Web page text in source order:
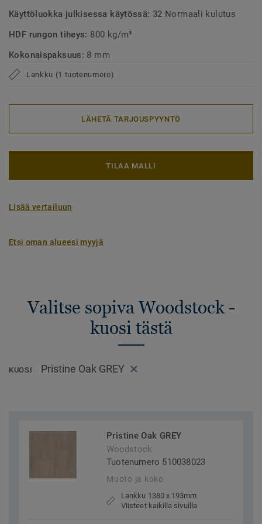
Käyttöluokka julkisessa käytössä: 32 Normaali kulutus
HDF rungon tiheys: 800 kg/m³
Kokonaispaksuus: 8 mm
Lankku (1 tuotenumero)
LÄHETÄ TARJOUSPYYNTÖ
TILAA MALLI
Lisää vertailuun
Etsi oman alueesi myyjä
Valitse sopiva Woodstock -
kuosi tästä
KUOSI Pristine Oak GREY
Pristine Oak GREY
Woodstock
Tuotenumero 510038023
Muoto ja koko
Lankku 1380 x 193mm
Viisteet kaikilla sivuilla